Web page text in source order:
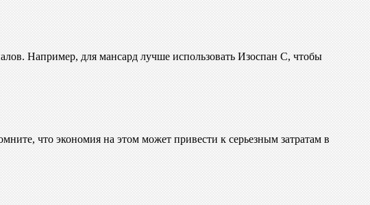
Например, для мансард лучше использовать Изоспан С, чтобы
что экономия на этом может привести к серьезным затратам в